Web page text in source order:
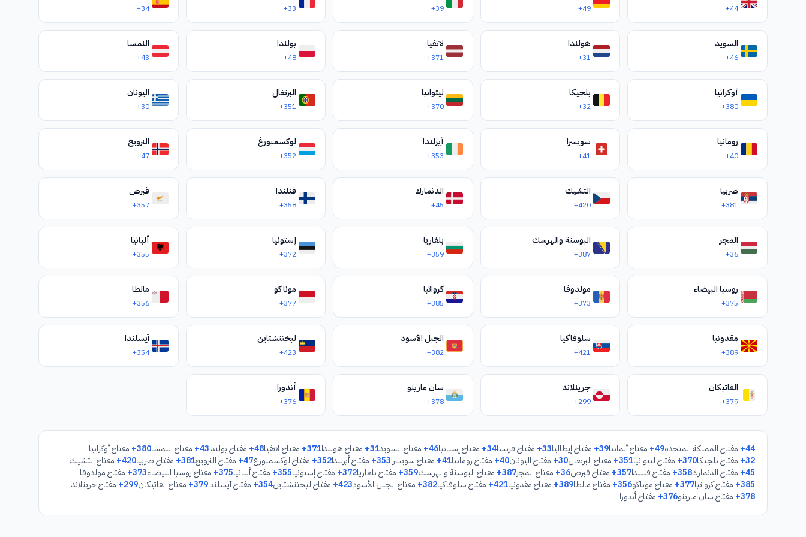
+44
+49
+39
+33
+34
السويد
+46
هولندا
+31
لاتفيا
+371
بولندا
+48
النمسا
+43
أوكرانيا
+380
بلجيكا
+32
ليتوانيا
+370
البرتغال
+351
اليونان
+30
رومانيا
+40
سويسرا
+41
أيرلندا
+353
لوكسمبورغ
+352
النرويج
+47
صربيا
+381
التشيك
+420
الدنمارك
+45
فنلندا
+358
قبرص
+357
المجر
+36
البوسنة والهرسك
+387
بلغاريا
+359
إستونيا
+372
ألبانيا
+355
روسيا البيضاء
+375
مولدوفا
+373
كرواتيا
+385
موناكو
+377
مالطا
+356
مقدونيا
+389
سلوفاكيا
+421
الجبل الأسود
+382
ليختنشتاين
+423
آيسلندا
+354
الفاتيكان
+379
جرينلاند
+299
سان مارينو
+378
أندورا
+376
+44 مفتاح المملكة المتحدة+49 مفتاح ألمانيا+39 مفتاح إيطاليا+33 مفتاح فرنسا+34 مفتاح إسبانيا+46 مفتاح السويد+31 مفتاح هولندا+371 مفتاح لاتفيا+48 مفتاح بولندا+43 مفتاح النمسا+380 مفتاح أوكرانيا
+32 مفتاح بلجيكا+370 مفتاح ليتوانيا+351 مفتاح البرتغال+30 مفتاح اليونان+40 مفتاح رومانيا+41 مفتاح سويسرا+353 مفتاح أيرلندا+352 مفتاح لوكسمبورغ+47 مفتاح النرويج+381 مفتاح صربيا+420 مفتاح التشيك
+45 مفتاح الدنمارك+358 مفتاح فنلندا+357 مفتاح قبرص+36 مفتاح المجر+387 مفتاح البوسنة والهرسك+359 مفتاح بلغاريا+372 مفتاح إستونيا+355 مفتاح ألبانيا+375 مفتاح روسيا البيضاء+373 مفتاح مولدوفا
+385 مفتاح كرواتيا+377 مفتاح موناكو+356 مفتاح مالطا+389 مفتاح مقدونيا+421 مفتاح سلوفاكيا+382 مفتاح الجبل الأسود+423 مفتاح ليختنشتاين+354 مفتاح آيسلندا+379 مفتاح الفاتيكان+299 مفتاح جرينلاند
+378 مفتاح سان مارينو+376 مفتاح أندورا